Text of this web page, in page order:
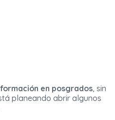
en posgrados, sin
planeando abrir algunos